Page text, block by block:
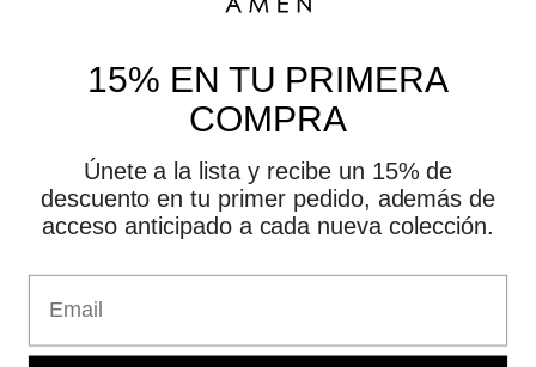
15% EN TU PRIMERA
COMPRA
Únete a la lista y recibe un 15% de
descuento en tu primer pedido, además de
acceso anticipado a cada nueva colección.
Email